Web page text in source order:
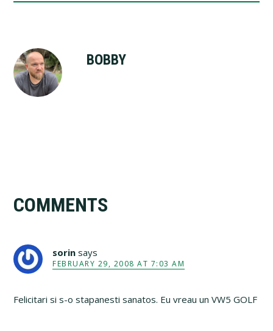
BOBBY
Interactions
COMMENTS
sorin says
FEBRUARY 29, 2008 AT 7:03 AM
Felicitari si s-o stapanesti sanatos. Eu vreau un VW5 GOLF